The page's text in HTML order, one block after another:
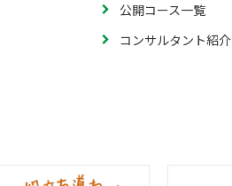
公開コース一覧
コンサルタント紹介